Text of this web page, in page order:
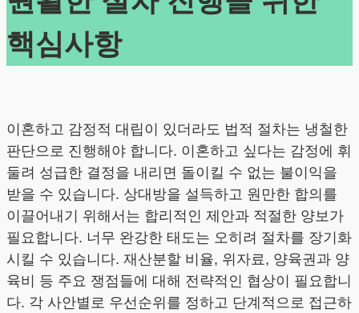
핵심사항
이혼하고 감정적 대립이 있더라도 법적 절차는 냉철한
판단으로 진행해야 합니다. 이혼하고 싶다는 감정에 휘
둘려 성급한 결정을 내리면 돌이킬 수 없는 불이익을
받을 수 있습니다. 상대방을 설득하고 원만한 합의를
이끌어내기 위해서는 합리적인 제안과 적절한 양보가
필요합니다. 너무 완강한 태도는 오히려 절차를 장기화
시킬 수 있습니다. 재산분할 비율, 위자료, 양육권과 양
육비 등 주요 쟁점들에 대해 전략적인 협상이 필요합니
다. 각 사안별로 우선순위를 정하고 단계적으로 접근하